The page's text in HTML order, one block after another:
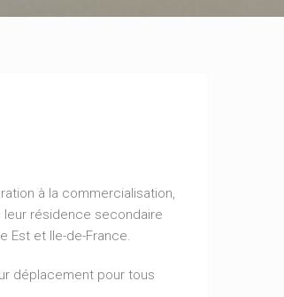
à la commercialisation,
résidence secondaire
Est et Ile-de-France.
déplacement pour tous